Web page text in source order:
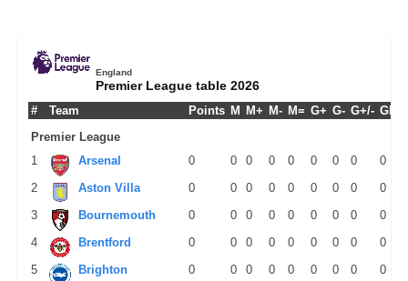
England
Premier League table 2026
# Team Points M M+ M- M= G+ G- G+/- GPM
Premier League
1
Arsenal 0 0 0 0 0 0 0 0
0
2
Aston Villa 0 0 0 0 0 0 0 0
0
3
Bournemouth 0 0 0 0 0 0 0 0
0
4
Brentford 0 0 0 0 0 0 0 0
0
5
Brighton 0 0 0 0 0 0 0 0 0